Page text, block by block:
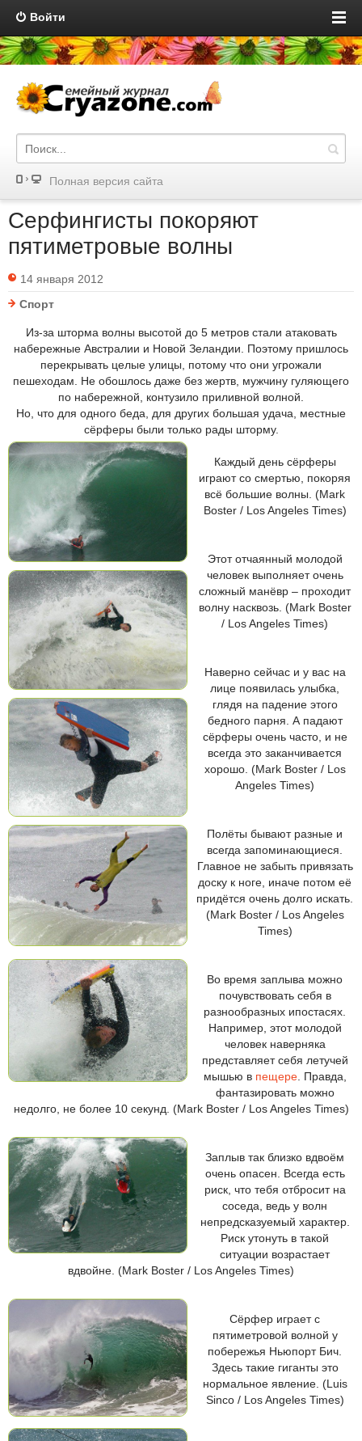
Войти
Полная версия сайта
Серфингисты покоряют
пятиметровые волны
14 января 2012
Спорт
Из-за шторма волны высотой до 5 метров стали атаковать
набережные Австралии и Новой Зеландии. Поэтому пришлось
перекрывать целые улицы, потому что они угрожали
пешеходам. Не обошлось даже без жертв, мужчину гуляющего
по набережной, контузило приливной волной.
Но, что для одного беда, для других большая удача, местные
сёрферы были только рады шторму.
Каждый день сёрферы
играют со смертью, покоряя
всё большие волны. (Mark
Boster / Los Angeles Times)
Этот отчаянный молодой
человек выполняет очень
сложный манёвр – проходит
волну насквозь. (Mark Boster
/ Los Angeles Times)
Наверно сейчас и у вас на
лице появилась улыбка,
глядя на падение этого
бедного парня. А падают
сёрферы очень часто, и не
всегда это заканчивается
хорошо. (Mark Boster / Los
Angeles Times)
Полёты бывают разные и
всегда запоминающиеся.
Главное не забыть привязать
доску к ноге, иначе потом её
придётся очень долго искать.
(Mark Boster / Los Angeles
Times)
Во время заплыва можно
почувствовать себя в
разнообразных ипостасях.
Например, этот молодой
человек наверняка
представляет себя летучей
мышью в пещере. Правда,
фантазировать можно
недолго, не более 10 секунд. (Mark Boster / Los Angeles Times)
Заплыв так близко вдвоём
очень опасен. Всегда есть
риск, что тебя отбросит на
соседа, ведь у волн
непредсказуемый характер.
Риск утонуть в такой
ситуации возрастает
вдвойне. (Mark Boster / Los Angeles Times)
Сёрфер играет с
пятиметровой волной у
побережья Ньюпорт Бич.
Здесь такие гиганты это
нормальное явление. (Luis
Sinco / Los Angeles Times)